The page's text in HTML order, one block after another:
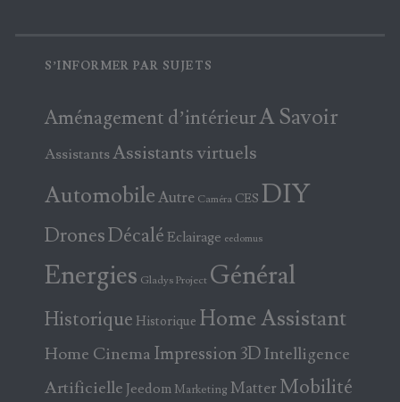
S’INFORMER PAR SUJETS
Aménagement d’intérieurA Savoir
AssistantsAssistants virtuels
AutomobileAutre Caméra CES DIY
DronesDécalé Eclairage eedomus
Energies Gladys Project Général
Historique Historique Home Assistant
Home Cinema Impression 3DIntelligence
Artificielle Jeedom Marketing Matter Mobilité